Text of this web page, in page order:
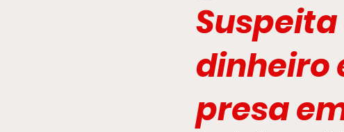
dinheiro
presa